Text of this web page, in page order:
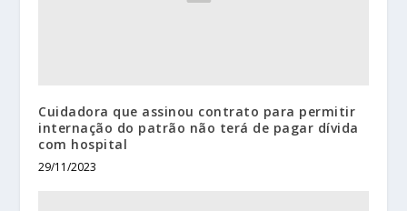
Cuidadora que assinou contrato para permitir
internação do patrão não terá de pagar dívida
com hospital
29/11/2023